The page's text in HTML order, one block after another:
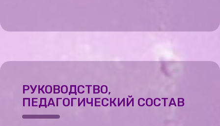
РУКОВОДСТВО,
ПЕДАГОГИЧЕСКИЙ СОСТАВ